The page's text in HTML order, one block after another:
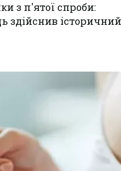
з п'ятої спроби:
здійснив історичний